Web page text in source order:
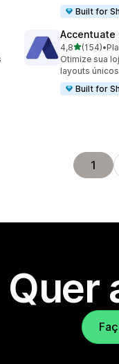
Built for
Accentuate
4,8de 5(154)
154 •
Otimize sua
layouts
Built for
1
Quer